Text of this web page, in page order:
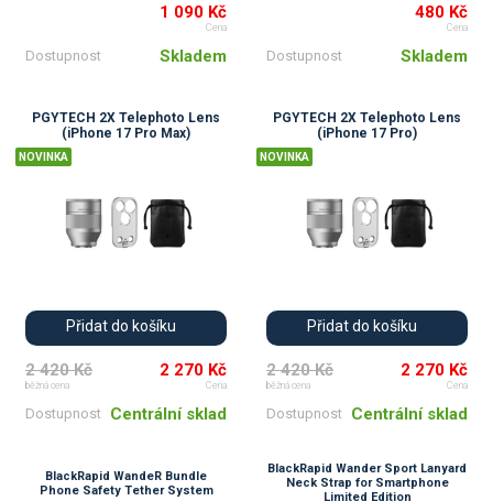
1 090 Kč
Cena
Dostupnost Skladem
480 Kč
Cena
Dostupnost Skladem
PGYTECH 2X Telephoto Lens
(iPhone 17 Pro Max)
NOVINKA
Přidat do košíku
2 420 Kč
běžná cena
2 270 Kč
Cena
Dostupnost Centrální sklad
PGYTECH 2X Telephoto Lens
(iPhone 17 Pro)
NOVINKA
Přidat do košíku
2 420 Kč
běžná cena
2 270 Kč
Cena
Dostupnost Centrální sklad
BlackRapid WandeR Bundle
Phone Safety Tether System
BlackRapid Wander Sport Lanyard
Neck Strap for Smartphone
Limited Edition